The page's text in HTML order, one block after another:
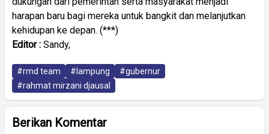
harapan baru bagi mereka untuk bangkit dan melanjutkan
kehidupan ke depan. (***)
Editor : Sandy,
#rmd team #lampung
#gubernur
#rahmat mirzani djausal
Berikan Komentar